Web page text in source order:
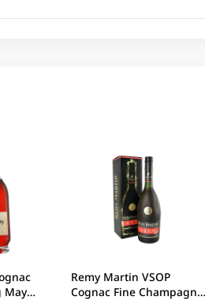
May
Remy Martin VSOP
Cognac Fine Champagne